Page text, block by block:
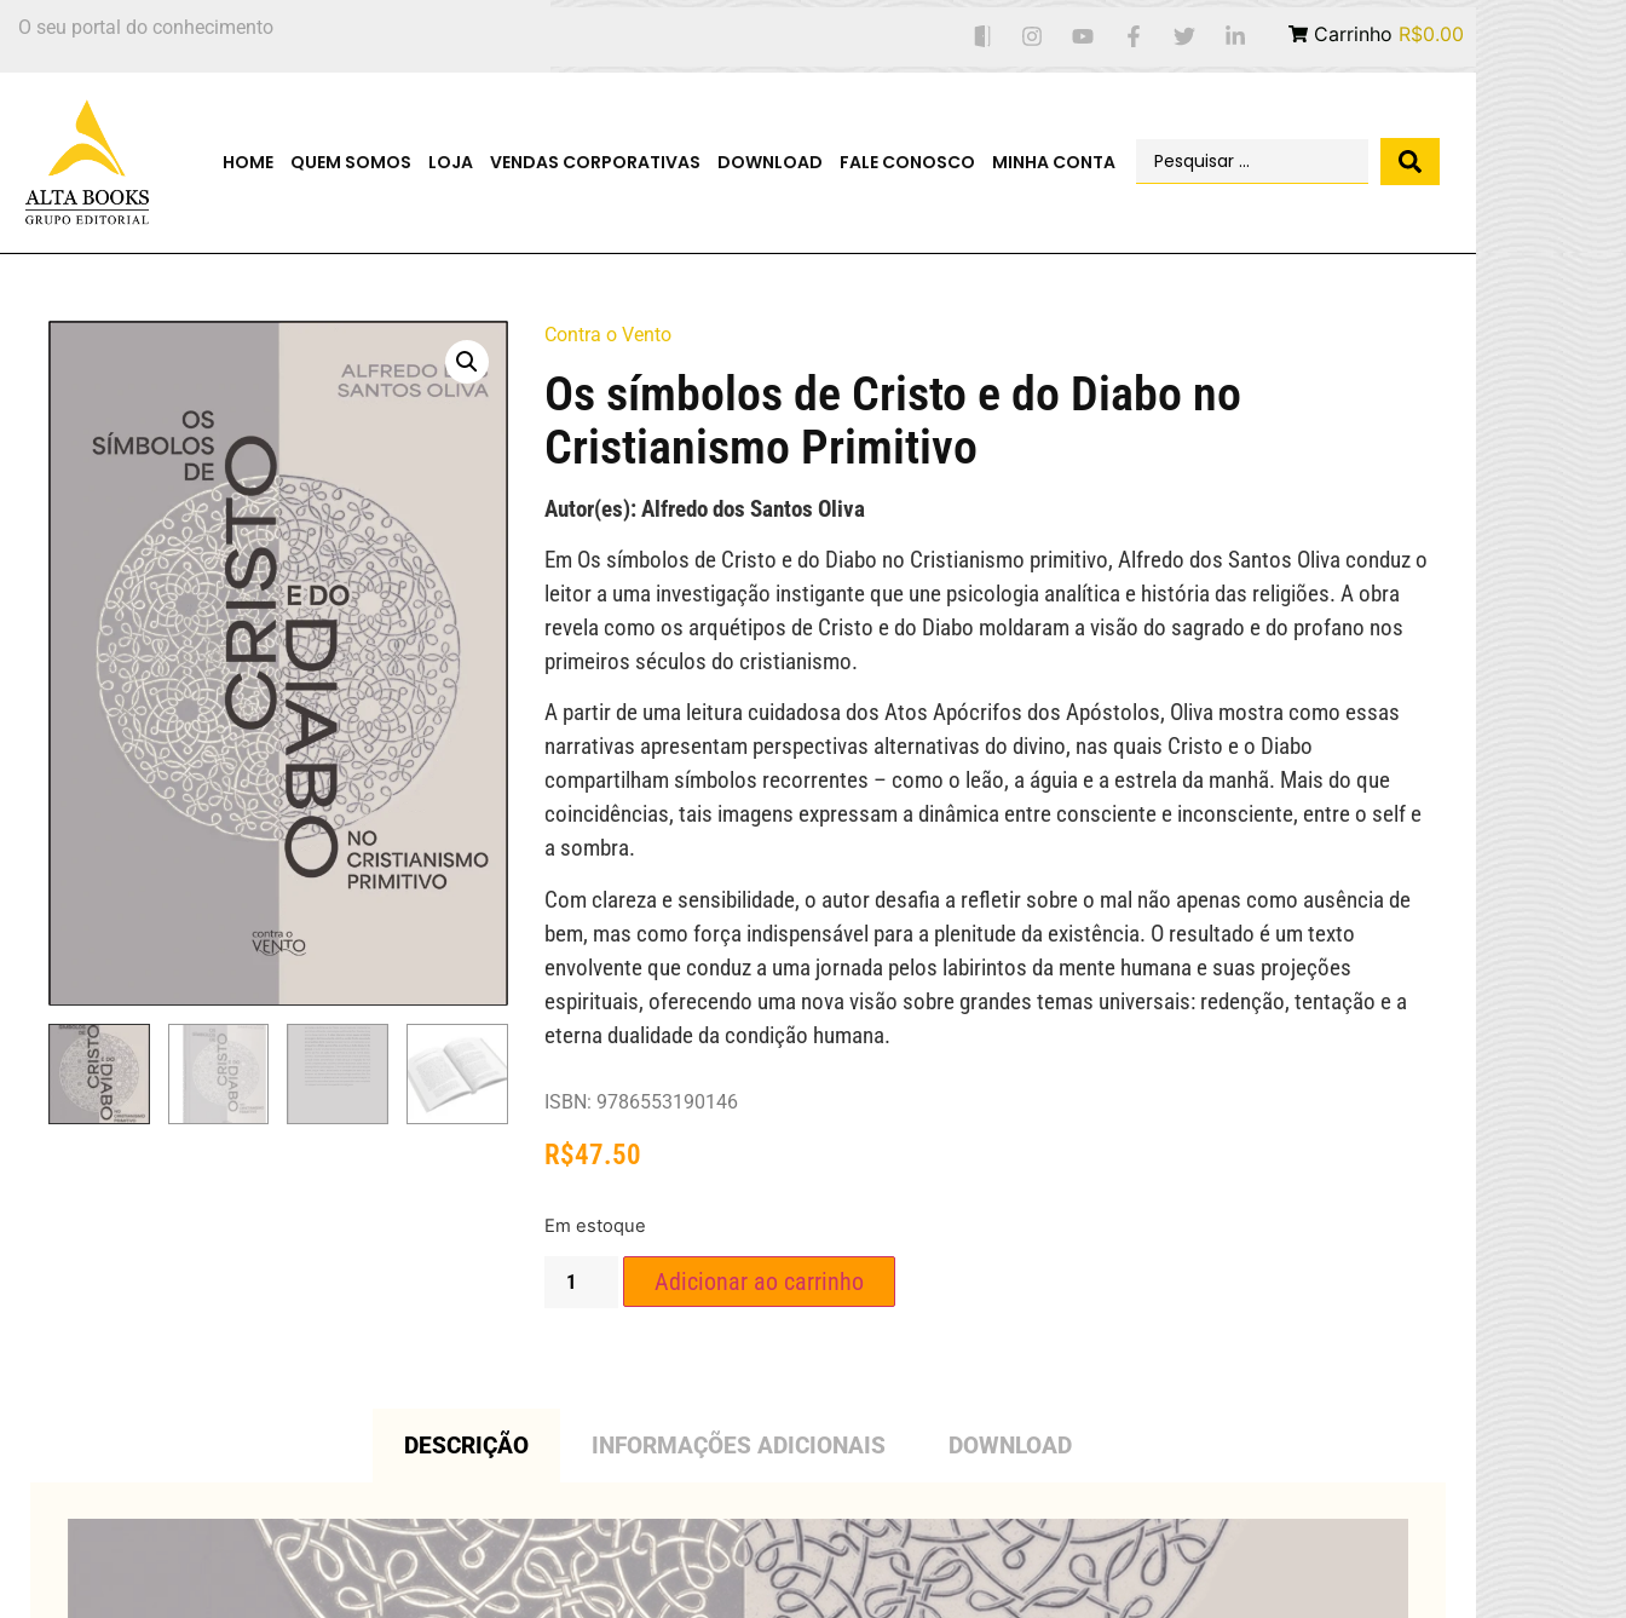
O seu portal do conhecimento Carrinho R$0.00
HOME QUEM SOMOS LOJA VENDAS CORPORATIVAS DOWNLOAD FALE CONOSCO MINHA CONTA
Contra o Vento
Os símbolos de Cristo e do Diabo no
Cristianismo Primitivo
Autor(es): Alfredo dos Santos Oliva
Em Os símbolos de Cristo e do Diabo no Cristianismo primitivo, Alfredo dos Santos Oliva conduz o
leitor a uma investigação instigante que une psicologia analítica e história das religiões. A obra
revela como os arquétipos de Cristo e do Diabo moldaram a visão do sagrado e do profano nos
primeiros séculos do cristianismo.
A partir de uma leitura cuidadosa dos Atos Apócrifos dos Apóstolos, Oliva mostra como essas
narrativas apresentam perspectivas alternativas do divino, nas quais Cristo e o Diabo
compartilham símbolos recorrentes – como o leão, a águia e a estrela da manhã. Mais do que
coincidências, tais imagens expressam a dinâmica entre consciente e inconsciente, entre o self e
a sombra.
Com clareza e sensibilidade, o autor desafia a refletir sobre o mal não apenas como ausência de
bem, mas como força indispensável para a plenitude da existência. O resultado é um texto
envolvente que conduz a uma jornada pelos labirintos da mente humana e suas projeções
espirituais, oferecendo uma nova visão sobre grandes temas universais: redenção, tentação e a
eterna dualidade da condição humana.
ISBN: 9786553190146
R$47.50
Em estoque
Adicionar ao carrinho
DESCRIÇÃO INFORMAÇÕES ADICIONAIS DOWNLOAD